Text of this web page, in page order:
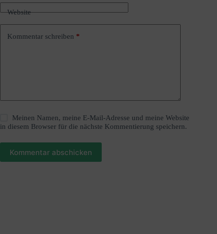
Website
Kommentar schreiben *
Meinen Namen, meine E-Mail-Adresse und meine Website
in diesem Browser für die nächste Kommentierung speichern.
Kommentar abschicken
v
e